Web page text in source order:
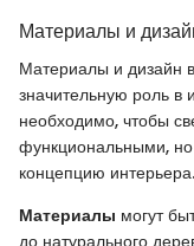
Материалы и
Материалы и дизайн
значительную роль в
необходимо, чтобы
функциональными,
концепцию интерьера.
Материалы могут
до натурального